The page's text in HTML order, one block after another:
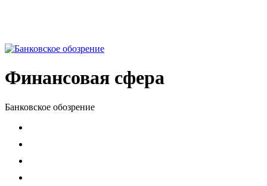
Финансовая сфера
Банковское обозрение